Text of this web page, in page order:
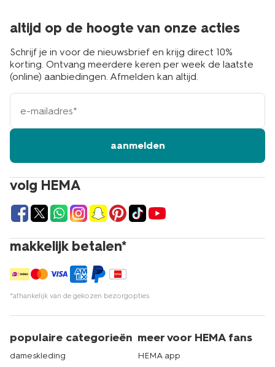
volg HEMA
makkelijk betalen*
*afhankelijk van de gekozen bezorgopties
altijd op de hoogte van onze acties
Schrijf je in voor de nieuwsbrief en krijg direct 10%
korting. Ontvang meerdere keren per week de laatste
(online) aanbiedingen. Afmelden kan altijd.
e-
mailadres
aanmelden
populaire categorieën
dameskleding
meer voor HEMA fans
HEMA app